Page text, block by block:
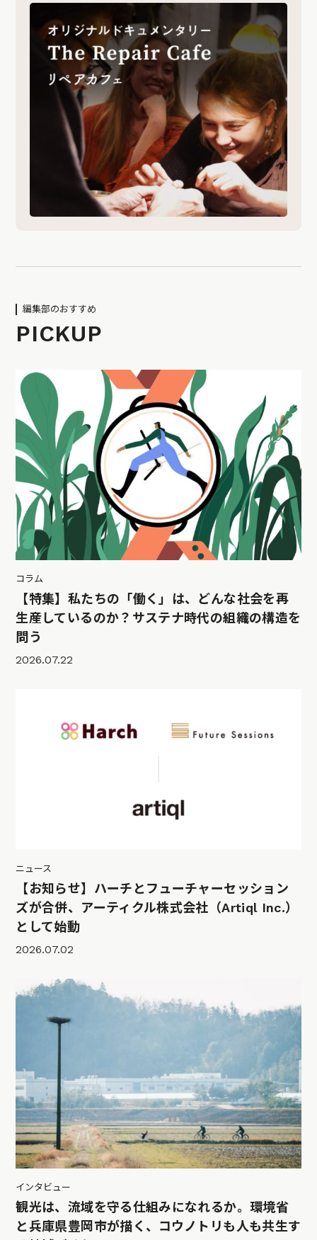
編集部のおすすめ
PICKUP
コラム
【特集】私たちの「働く」は、どんな社会を再
生産しているのか？サステナ時代の組織の構造を
問う
2026.07.22
ニュース
【お知らせ】ハーチとフューチャーセッション
ズが合併、アーティクル株式会社（Artiql Inc.）
として始動
2026.07.02
インタビュー
観光は、流域を守る仕組みになれるか。環境省
と兵庫県豊岡市が描く、コウノトリも人も共生す